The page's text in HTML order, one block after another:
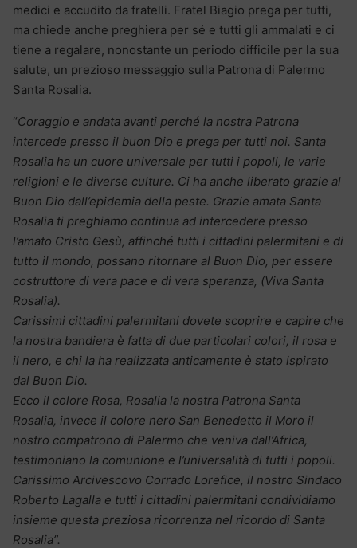
medici e accudito da fratelli. Fratel Biagio prega per tutti,
ma chiede anche preghiera per sé e tutti gli ammalati e ci
tiene a regalare, nonostante un periodo difficile per la sua
salute, un prezioso messaggio sulla Patrona di Palermo
Santa Rosalia.
“Coraggio e andata avanti perché la nostra Patrona
intercede presso il buon Dio e prega per tutti noi. Santa
Rosalia ha un cuore universale per tutti i popoli, le varie
religioni e le diverse culture. Ci ha anche liberato grazie al
Buon Dio dall’epidemia della peste. Grazie amata Santa
Rosalia ti preghiamo continua ad intercedere presso
l’amato Cristo Gesù, affinché tutti i cittadini palermitani e di
tutto il mondo, possano ritornare al Buon Dio, per essere
costruttore di vera pace e di vera speranza, (Viva Santa
Rosalia).
Carissimi cittadini palermitani dovete scoprire e capire che
la nostra bandiera è fatta di due particolari colori, il rosa e
il nero, e chi la ha realizzata anticamente è stato ispirato
dal Buon Dio.
Ecco il colore Rosa, Rosalia la nostra Patrona Santa
Rosalia, invece il colore nero San Benedetto il Moro il
nostro compatrono di Palermo che veniva dall’Africa,
testimoniano la comunione e l’universalità di tutti i popoli.
Carissimo Arcivescovo Corrado Lorefice, il nostro Sindaco
Roberto Lagalla e tutti i cittadini palermitani condividiamo
insieme questa preziosa ricorrenza nel ricordo di Santa
Rosalia”.